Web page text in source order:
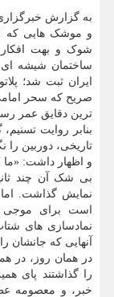
به گزارش خبرگزاری
شوک و بهت
ساختمان شیشه ای
ایران ثبت شد؛
صریح که سحر
ترین دقایق عمر
بنابر روایت
تاریخی، دوربین را
و اظهار داشت: «ما
بی شک آن چند
نمایش گذاشت.
است برای موجی
نمادسازی های
آنهایی که جانشان
در همان روز، در
را گذاشتند پای
خبر، و معصومه